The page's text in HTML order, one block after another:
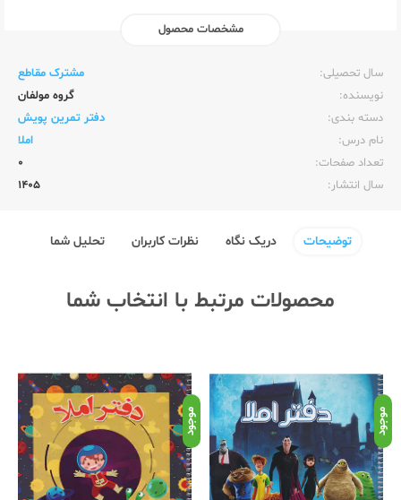
مشخصات محصول
سال تحصیلی:‌
مشترک مقاطع
نویسنده:‌
گروه مولفان
دسته بندی:
دفتر تمرین پویش
نام درس:
املا
تعداد صفحات:‌
0
سال انتشار:‌
1405
توضیحات دریک نگاه نظرات کاربران تحلیل شما
محصولات مرتبط با انتخاب شما
موجود موجود